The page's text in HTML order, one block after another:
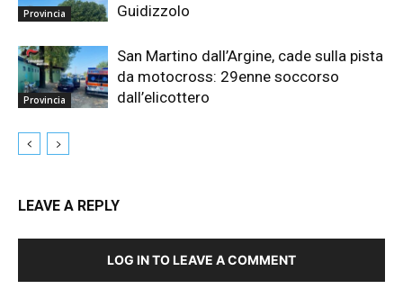
Provincia
Guidizzolo
Provincia
San Martino dall’Argine, cade sulla pista
da motocross: 29enne soccorso
dall’elicottero
LEAVE A REPLY
LOG IN TO LEAVE A COMMENT